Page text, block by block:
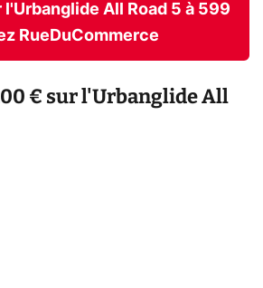
All Road 5 à 599
RueDuCommerce
€ sur l'Urbanglide All